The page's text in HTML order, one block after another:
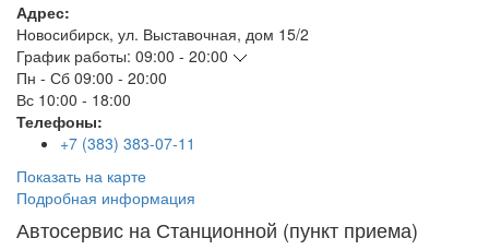
Адрес:
Новосибирск, ул. Выставочная, дом 15/2
График работы: 09:00 - 20:00
Пн - Сб 09:00 - 20:00
Вс 10:00 - 18:00
Телефоны:
+7 (383) 383-07-11
Показать на карте
Подробная информация
Автосервис на Станционной (пункт приема)